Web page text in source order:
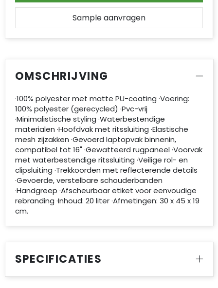
Sample aanvragen
OMSCHRIJVING
·100% polyester met matte PU-coating ·Voering:
100% polyester (gerecycled) ·Pvc-vrij
·Minimalistische styling ·Waterbestendige
materialen ·Hoofdvak met ritssluiting ·Elastische
mesh zijzakken ·Gevoerd laptopvak binnenin,
compatibel tot 16" ·Gewatteerd rugpaneel ·Voorvak
met waterbestendige ritssluiting ·Veilige rol- en
clipsluiting ·Trekkoorden met reflecterende details
·Gevoerde, verstelbare schouderbanden
·Handgreep ·Afscheurbaar etiket voor eenvoudige
rebranding ·Inhoud: 20 liter ·Afmetingen: 30 x 45 x 19
cm.
SPECIFICATIES